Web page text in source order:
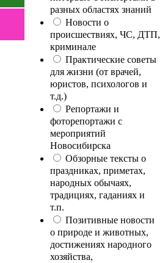
разных областях знаний
Новости о
происшествиях, ЧС, ДТП,
криминале
Практические советы
для жизни (от врачей,
юристов, психологов и
т.д.)
Репортажи и
фоторепортажи с
мероприятий
Новосибирска
Обзорные тексты о
праздниках, приметах,
народных обычаях,
традициях, гаданиях и
т.п.
Позитивные новости
о природе и животных,
достижениях народного
хозяйства,